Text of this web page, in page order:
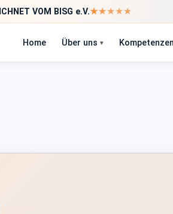
VOM BISG e.V.★★★★★
Home Über uns